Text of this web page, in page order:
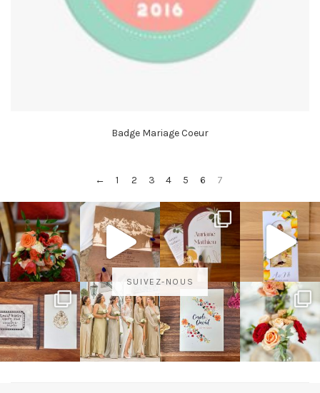
Badge Mariage Coeur
← 1 2 3 4 5 6 7
SUIVEZ-NOUS